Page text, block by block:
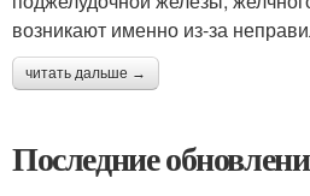
возникают именно из-за
читать дальше →
Последние